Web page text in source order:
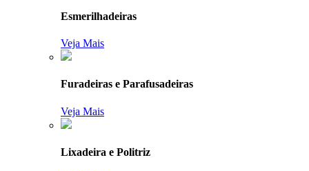
Esmerilhadeiras
Veja Mais
Furadeiras e Parafusadeiras
Veja Mais
Lixadeira e Politriz